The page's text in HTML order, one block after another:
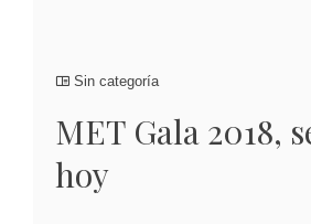
Sin categoría
MET Gala 2018,
hoy